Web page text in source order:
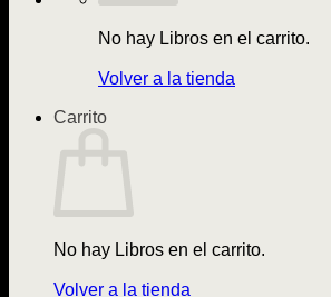
No hay Libros en el carrito.
Volver a la tienda
Carrito
No hay Libros en el carrito.
Volver a la tienda